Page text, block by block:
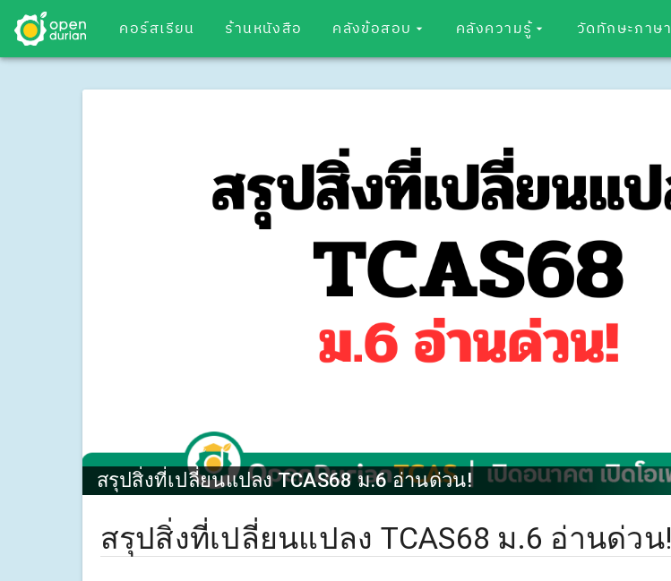
คอร์สเรียน ร้านหนังสือ คลังข้อสอบ คลังความรู้ วัดทักษะภาษ
สรุปสิ่งที่เปลี่ยนแปลง TCAS68 ม.6 อ่านด่วน!
สรุปสิ่งที่เปลี่ยนแปลง TCAS68 ม.6 อ่านด่วน!